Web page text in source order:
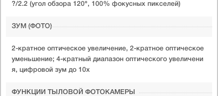
?/2.2 (угол обзора 120°, 100% фокусных пикселей)
ЗУМ (ФОТО)
2-кратное оптическое увеличение, 2-кратное оптическое
уменьшение; 4-кратный диапазон оптического увеличени
я, цифровой зум до 10x
ФУНКЦИИ ТЫЛОВОЙ ФОТОКАМЕРЫ